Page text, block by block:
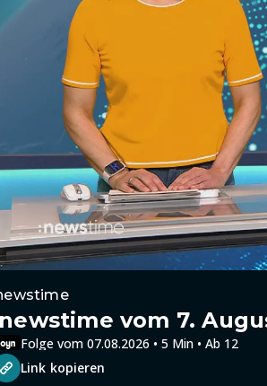
vom 7.
Folge vom 07.08.2026 • 5 Min • Ab 12
Link kopieren